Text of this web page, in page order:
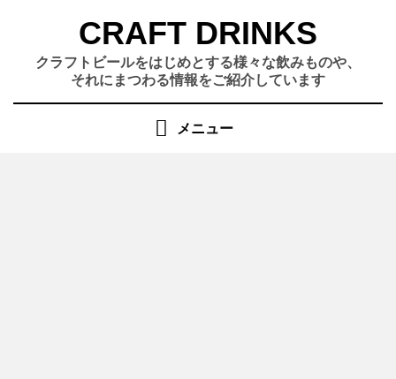
CRAFT DRINKS
クラフトビールをはじめとする様々な飲みものや、
それにまつわる情報をご紹介しています
メニュー